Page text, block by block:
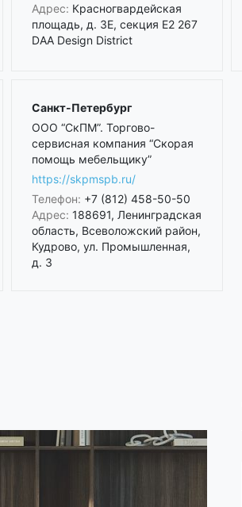
Адрес: Красногвардейская
площадь, д. 3Е, секция Е2 267
DAA Design District
Санкт-Петербург
ООО “СкПМ”. Торгово-
сервисная компания “Скорая
помощь мебельщику”
https://skpmspb.ru/
Телефон: +7 (812) 458-50-50
Адрес: 188691, Ленинградская
область, Всеволожский район,
Кудрово, ул. Промышленная,
д. 3